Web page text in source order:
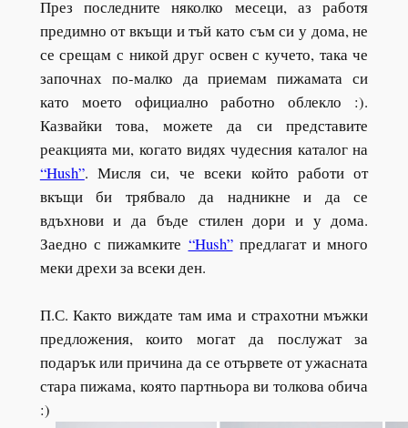
През последните няколко месеци, аз работя
предимно от вкъщи и тъй като съм си у дома, не
се срещам с никой друг освен с кучето, така че
започнах по-малко да приемам пижамата си
като моето официално работно облекло :).
Казвайки това, можете да си представите
реакцията ми, когато видях чудесния каталог на
“Hush”. Мисля си, че всеки който работи от
вкъщи би трябвало да надникне и да се
вдъхнови и да бъде стилен дори и у дома.
Заедно с пижамките “Hush”предлагат и много
меки дрехи за всеки ден.
П.С. Както виждате там има и страхотни мъжки
предложения, които могат да послужат за
подарък или причина да се отървете от ужасната
стара пижама, която партньора ви толкова обича
:)